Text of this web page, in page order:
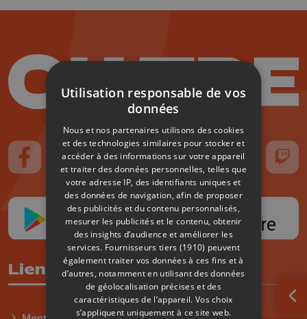
Suivez-nous sur FaceBook
Suivez-nous sur Instagram
Suivez-nous sur TikTokSuivez-nous sur YouTube
Suivez-nous
Liens utiles
Utilisation responsable de vos
données
Nous et nos partenaires utilisons des cookies
et des technologies similaires pour stocker et
accéder à des informations sur votre appareil
et traiter des données personnelles, telles que
votre adresse IP, des identifiants uniques et
des données de navigation, afin de proposer
des publicités et du contenu personnalisés,
mesurer les publicités et le contenu, obtenir
des insights d’audience et améliorer les
services. Fournisseurs tiers (1910) peuvent
également traiter vos données à ces fins et à
d’autres, notamment en utilisant des données
de géolocalisation précises et des
caractéristiques de l’appareil. Vos choix
s’appliquent uniquement à ce site web.